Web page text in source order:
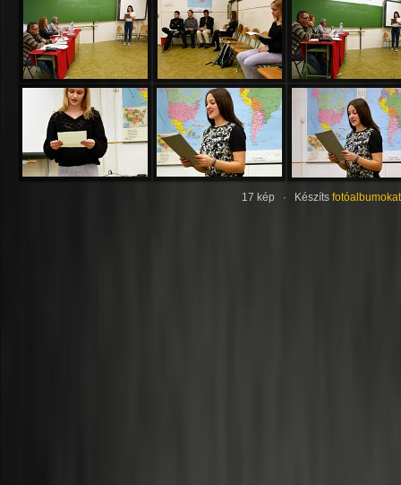
17 kép · Készíts fotóalbumokat